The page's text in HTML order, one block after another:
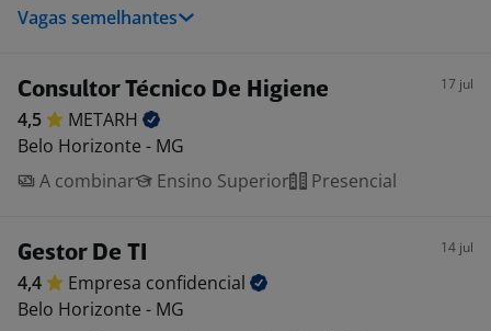
Vagas semelhantes
Consultor Técnico De Higiene 17 jul
4,5
METARH
Belo Horizonte - MG
A combinar
Ensino Superior Presencial
Gestor De TI 14 jul
4,4 Empresa confidencial
Belo Horizonte - MG